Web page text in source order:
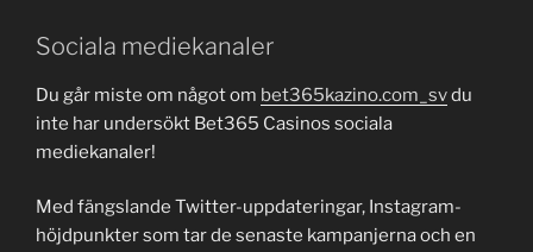
Sociala mediekanaler
Du går miste om något om bet365kazino.com_svdu
inte har undersökt Bet365 Casinos sociala
mediekanaler!
Med fängslande Twitter-uppdateringar, Instagram-
höjdpunkter som tar de senaste kampanjerna och en